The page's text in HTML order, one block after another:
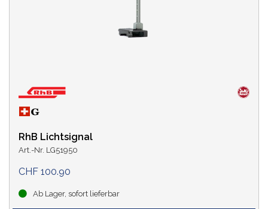
RhB Lichtsignal
Art.-Nr. LG51950
CHF 100.90
Ab Lager, sofort lieferbar